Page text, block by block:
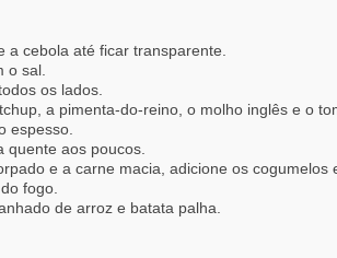
cebola até ficar transparente.
o sal.
os lados.
a pimenta-do-reino, o molho inglês e o
espesso.
quente aos poucos.
e a carne macia, adicione os cogumelos
fogo.
de arroz e batata palha.